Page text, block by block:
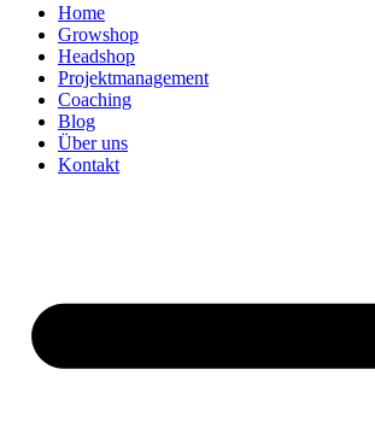
Home
Growshop
Headshop
Projektmanagement
Coaching
Blog
Über uns
Kontakt